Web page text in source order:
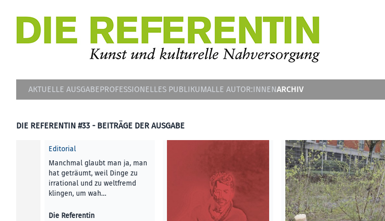
AKTUELLE AUSGABEPROFESSIONELLES PUBLIKUMALLE AUTOR:INNENARCHIV
DIE REFERENTIN #33 - BEITRÄGE DER AUSGABE
Editorial
Manchmal glaubt man ja, man
hat geträumt, weil Dinge zu
irrational und zu weltfremd
klingen, um wah…
Die Referentin